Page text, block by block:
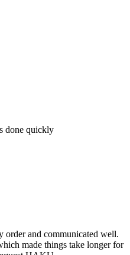
done quickly
and communicated well.
made things take longer for